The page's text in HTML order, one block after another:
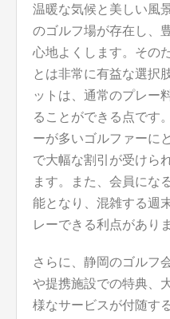
温暖な気候と美しい風
のゴルフ場が存在し、
心地よくします。その
とは非常に有益な選択
ットは、通常のプレー
ることができる点です
ーが多いゴルファーに
で大幅な割引が受けら
ます。また、会員にな
能となり、混雑する週
レーできる利点があり
さらに、静岡のゴルフ
や提携施設での特典、
様なサービスが付随す